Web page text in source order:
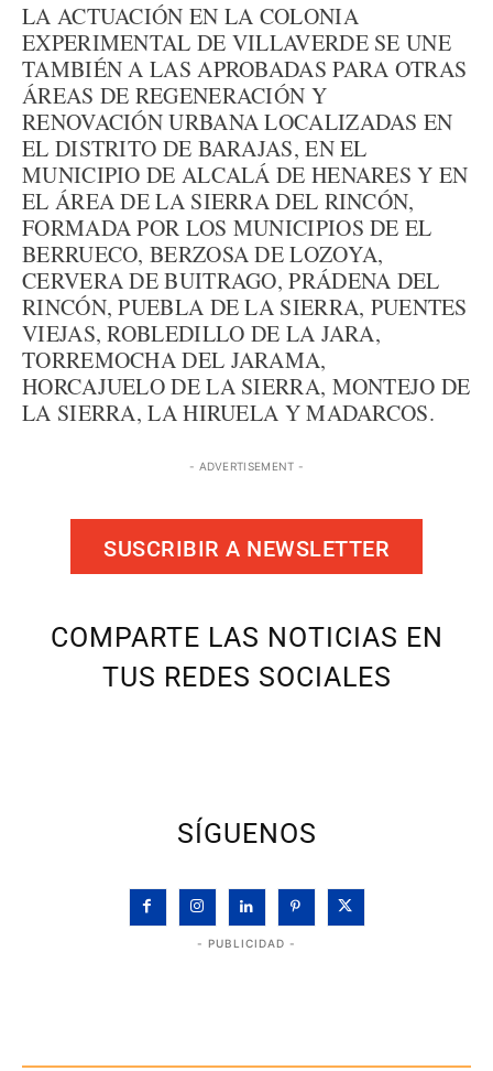
LA ACTUACIÓN EN LA COLONIA
EXPERIMENTAL DE VILLAVERDE SE UNE
TAMBIÉN A LAS APROBADAS PARA OTRAS
ÁREAS DE REGENERACIÓN Y
RENOVACIÓN URBANA LOCALIZADAS EN
EL DISTRITO DE BARAJAS, EN EL
MUNICIPIO DE ALCALÁ DE HENARES Y EN
EL ÁREA DE LA SIERRA DEL RINCÓN,
FORMADA POR LOS MUNICIPIOS DE EL
BERRUECO, BERZOSA DE LOZOYA,
CERVERA DE BUITRAGO, PRÁDENA DEL
RINCÓN, PUEBLA DE LA SIERRA, PUENTES
VIEJAS, ROBLEDILLO DE LA JARA,
TORREMOCHA DEL JARAMA,
HORCAJUELO DE LA SIERRA, MONTEJO DE
LA SIERRA, LA HIRUELA Y MADARCOS.
- ADVERTISEMENT -
SUSCRIBIR A NEWSLETTER
COMPARTE LAS NOTICIAS EN
TUS REDES SOCIALES
SÍGUENOS
- PUBLICIDAD -